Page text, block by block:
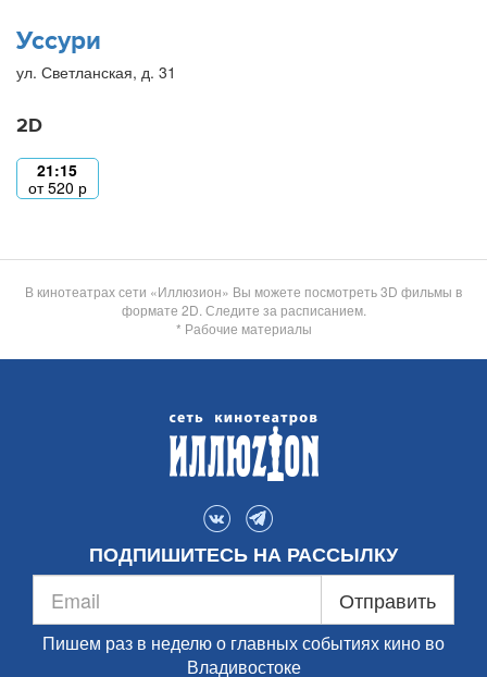
Уссури
ул. Светланская, д. 31
2D
21:15
от520 р
В кинотеатрах сети «Иллюзион» Вы можете посмотреть 3D фильмы в
формате 2D. Следите за расписанием.
* Рабочие материалы
ПОДПИШИТЕСЬ НА РАССЫЛКУ
Отправить
Пишем раз в неделю о главных событиях кино во
Владивостоке